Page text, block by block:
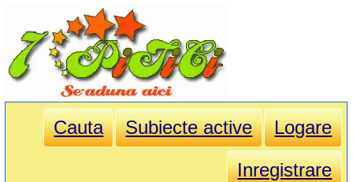
Cauta Subiecte active
Logare
Inregistrare